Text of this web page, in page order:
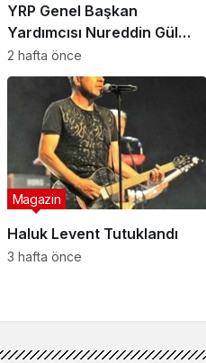
YRP Genel Başkan
Yardımcısı Nureddin Gül
Sancaktepe Teşkilatıyla Bir
Araya Geldi
2 hafta önce
Haluk Levent Tutuklandı
Magazin
3 hafta önce